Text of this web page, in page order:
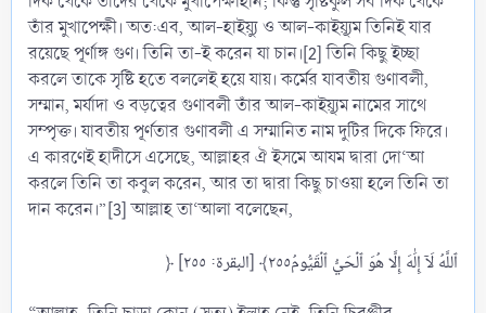
তাঁর মুখাপেক্ষী। অত:এব, আল-হাইয়্যু ও আল-কাইয়্যূম তিনিই যার
রয়েছে পূর্ণাঙ্গ গুণ। তিনি তা-ই করেন যা চান।[2] তিনি কিছু ইচ্ছা
করলে তাকে সৃষ্টি হতে বললেই হয়ে যায়। কর্মের যাবতীয় গুণাবলী,
সম্মান, মর্যাদা ও বড়ত্বের গুণাবলী তাঁর আল-কাইয়্যূম নামের সাথে
সম্পৃক্ত। যাবতীয় পূর্ণতার গুণাবলী এ সম্মানিত নাম দুটির দিকে ফিরে।
এ কারণেই হাদীসে এসেছে, আল্লাহর ঐ ইসমে আযম দ্বারা দো‘আ
করলে তিনি তা কবুল করেন, আর তা দ্বারা কিছু চাওয়া হলে তিনি তা
দান করেন।”[3] আল্লাহ তা‘আলা বলেছেন,